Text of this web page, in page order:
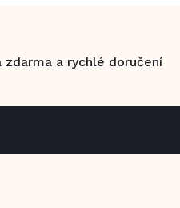
zdarma a rychlé doručení